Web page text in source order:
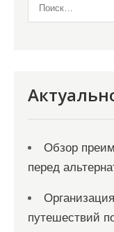
м
Обзор
перед
путешествий